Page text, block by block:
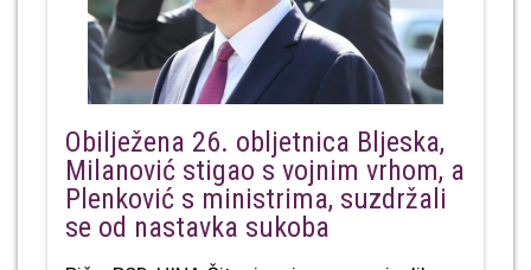
Obilježena 26. obljetnica Bljeska,
Milanović stigao s vojnim vrhom, a
Plenković s ministrima, suzdržali
se od nastavka sukoba